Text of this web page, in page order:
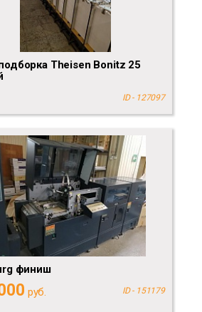
Theisen Bonitz 25
ID - 127097
финиш
руб. ID - 151179